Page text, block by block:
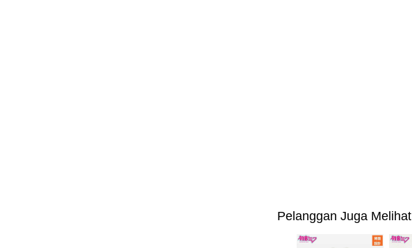
Pelanggan Juga Melihat